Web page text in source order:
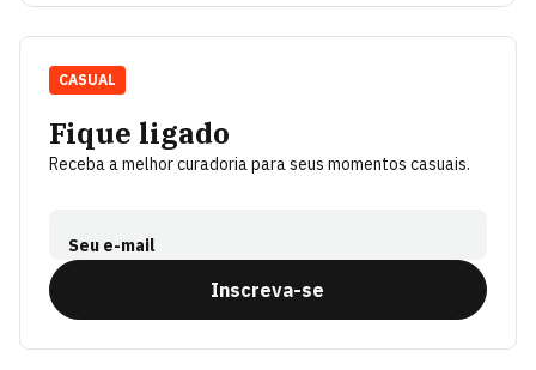
Fique ligado
Receba a melhor curadoria para seus momentos casuais.
Seu e-mail
Inscreva-se
CASUAL